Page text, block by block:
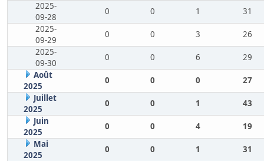
2025-
09-28
0 0 1
31
2025-
09-29
0 0 3
26
2025-
09-30
0 0 6
29
Août
2025
0 0 0
27
Juillet
2025
0 0 1
43
Juin
2025
0 0 4
19
Mai
2025
0 0 1
31